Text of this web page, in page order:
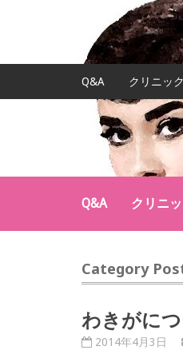
Q&A クリニッ
Q&A クリニ
Category
わきがに
2014年4月3日